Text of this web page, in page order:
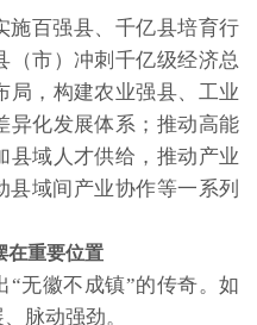
百强县、千亿县培育行
（市）冲刺千亿级经济总
局，构建农业强县、工业
异化发展体系；推动高能
县域人才供给，推动产业
县域间产业协作等一系列
重要位置
徽不成镇”的传奇。如
脉动强劲。